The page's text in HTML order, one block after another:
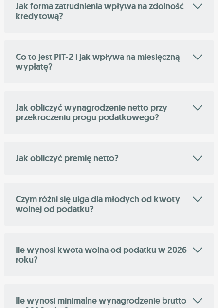
Jak forma zatrudnienia wpływa na zdolność
kredytową?
Co to jest PIT-2 i jak wpływa na miesięczną
wypłatę?
Jak obliczyć wynagrodzenie netto przy
przekroczeniu progu podatkowego?
Jak obliczyć premię netto?
Czym różni się ulga dla młodych od kwoty
wolnej od podatku?
Ile wynosi kwota wolna od podatku w 2026
roku?
Ile wynosi minimalne wynagrodzenie brutto